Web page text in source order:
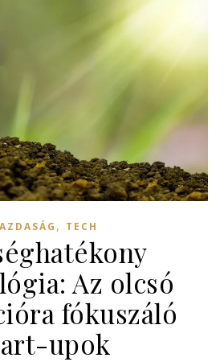
, TECH
Az olcsó
fókuszáló
upok